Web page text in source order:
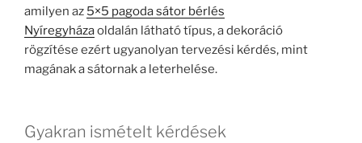
amilyen az 5×5 pagoda sátor bérlés
Nyíregyházaoldalán látható típus, a dekoráció
rögzítése ezért ugyanolyan tervezési kérdés, mint
magának a sátornak a leterhelése.
Gyakran ismételt kérdések